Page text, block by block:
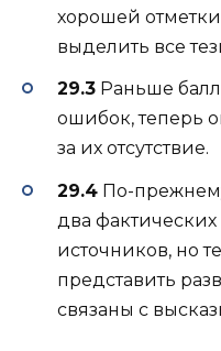
хорошей
выделить все
29.3 Раньше
ошибок, теперь
за их отсутствие.
29.4 По-
два
источников, но
представить
связаны с